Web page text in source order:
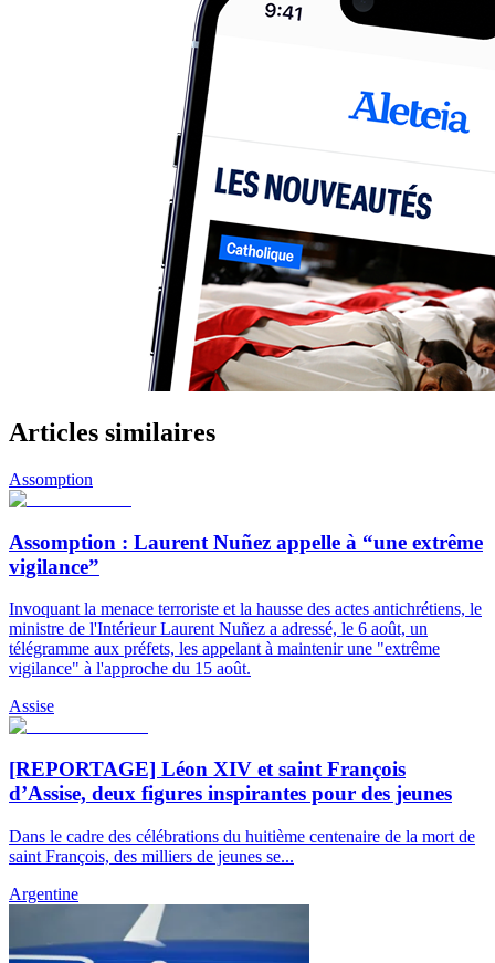
Articles similaires
Assomption
Assomption : Laurent Nuñez appelle à “une extrême
vigilance”
Invoquant la menace terroriste et la hausse des actes antichrétiens, le
ministre de l'Intérieur Laurent Nuñez a adressé, le 6 août, un
télégramme aux préfets, les appelant à maintenir une "extrême
vigilance" à l'approche du 15 août.
Assise
[REPORTAGE] Léon XIV et saint François
d’Assise, deux figures inspirantes pour des jeunes
Dans le cadre des célébrations du huitième centenaire de la mort de
saint François, des milliers de jeunes se...
Argentine